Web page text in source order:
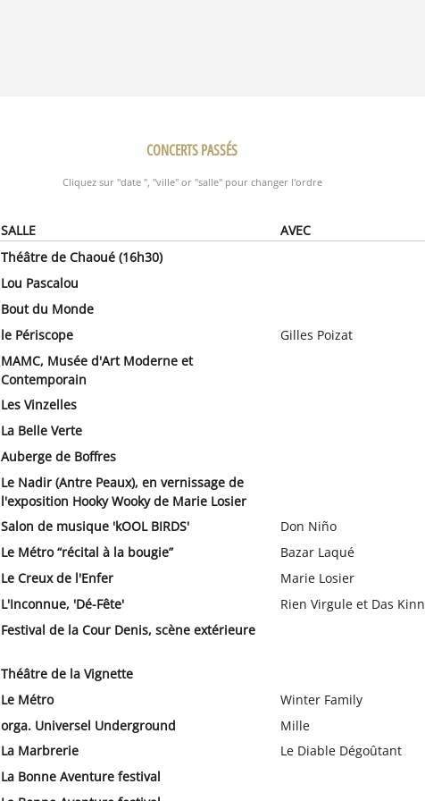
CONCERTS PASSÉS
Cliquez sur "date ", "ville" or "salle" pour changer l'ordre
SALLE
AVEC
Théâtre de Chaoué (16h30)
Lou Pascalou
Bout du Monde
le Périscope Gilles Poizat
MAMC, Musée d'Art Moderne et
Contemporain
Les Vinzelles
La Belle Verte
Auberge de Boffres
Le Nadir (Antre Peaux), en vernissage de
l'exposition Hooky Wooky de Marie Losier
Salon de musique 'kOOL BIRDS' Don Niño
Le Métro “récital à la bougie” Bazar Laqué
Le Creux de l'Enfer Marie Losier
L'Inconnue, 'Dé-Fête' Rien Virgule et Das Kinn
Festival de la Cour Denis, scène extérieure
Théâtre de la Vignette
Le Métro Winter Family
orga. Universel Underground
Mille
La Marbrerie Le Diable Dégoûtant
La Bonne Aventure festival